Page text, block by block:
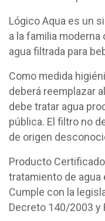
Lógico Aqua es un
a la familia
agua filtrada para
Como medida
deberá reemplazar
debe tratar agua
pública. El filtro no
de origen
Producto
tratamiento de
Cumple con la
Decreto 140/2003 y